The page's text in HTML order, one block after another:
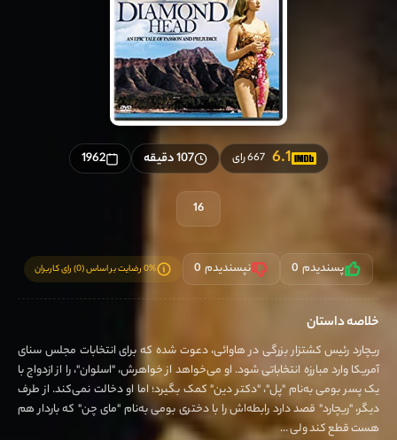
6.1 667 رای 107 دقیقه 1962
16
پسندیدم 0 نپسندیدم 0 0% رضایت بر اساس (0) رای کاربران
خلاصه داستان
ریچارد رئیس کشتزار بزرگی در هاوائی، دعوت شده که برای انتخابات مجلس سنای
آمریکا وارد مبارزه انتخاباتی شود. او می‌خواهد از خواهرش، "اسلوان"، را از ازدواج با
یک پسر بومی به‌نام "پل"، "دکتر دین" کمک بگیرد؛ اما او دخالت نمی‌کند. از طرف
دیگر، "ریچارد" قصد دارد رابطه‌اش را با دختری بومی به‌نام "مای چن" که باردار هم
هست قطع کند ولی ...